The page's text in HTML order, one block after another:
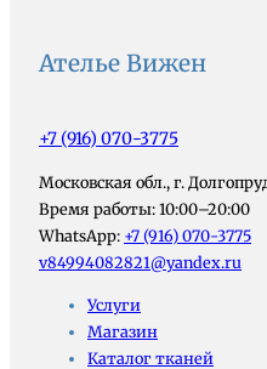
Ателье Вижен
+7 (916) 070-3775
Московская обл., г.
Время работы: 10:00–20:00
WhatsApp: +7 (916) 070-3775
v84994082821@yandex.ru
Услуги
Магазин
Каталог тканей